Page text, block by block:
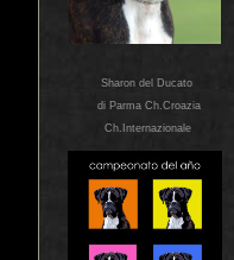
Sharon del Ducato
di Parma Ch.Croazia
Ch.Internazionale